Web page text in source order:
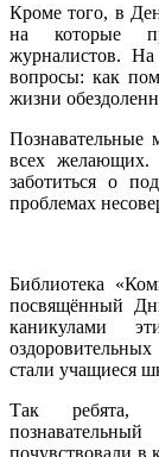
Кроме того, в
на которые
журналистов.
вопросы: как
жизни
Познавательные
всех желающих.
заботиться о
проблемах
Библиотека
посвящённый
каникулами
стали учащиеся
Так ребята,
почувствовали в